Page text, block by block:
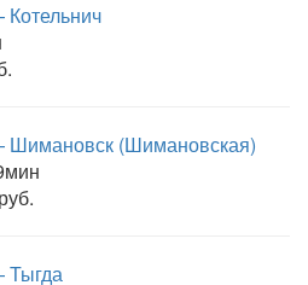
(Шимановская)